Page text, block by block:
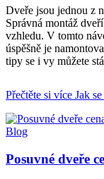
Dveře jsou jednou z
Správná montáž
vzhledu. V tomto
úspěšně je
tipy se i vy můžete
Přečtěte si více Jak
Blog
Posuvné dveře